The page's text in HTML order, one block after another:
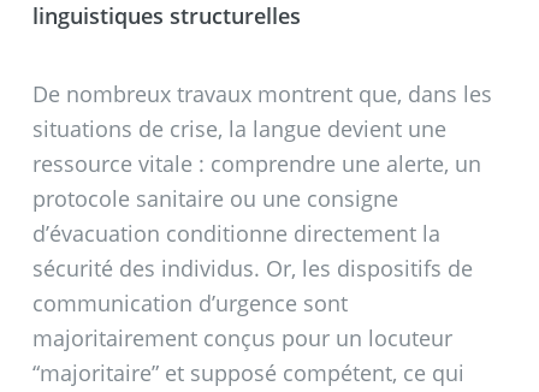
linguistiques structurelles
De nombreux travaux montrent que, dans les
situations de crise, la langue devient une
ressource vitale : comprendre une alerte, un
protocole sanitaire ou une consigne
d’évacuation conditionne directement la
sécurité des individus. Or, les dispositifs de
communication d’urgence sont
majoritairement conçus pour un locuteur
“majoritaire” et supposé compétent, ce qui